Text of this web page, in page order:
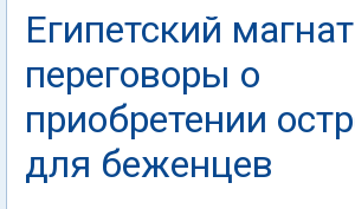
Египетский
переговоры о
приобретении
для беженцев